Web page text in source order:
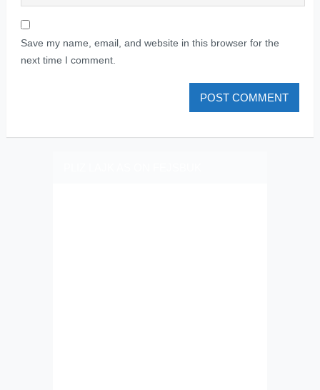
Save my name, email, and website in this browser for the
next time I comment.